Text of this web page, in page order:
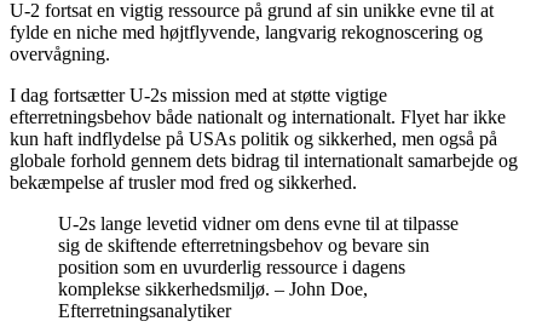
U-2 fortsat en vigtig ressource på grund af sin unikke evne til at
fylde en niche med højtflyvende, langvarig rekognoscering og
overvågning.
I dag fortsætter U-2s mission med at støtte vigtige
efterretningsbehov både nationalt og internationalt. Flyet har ikke
kun haft indflydelse på USAs politik og sikkerhed, men også på
globale forhold gennem dets bidrag til internationalt samarbejde og
bekæmpelse af trusler mod fred og sikkerhed.
U-2s lange levetid vidner om dens evne til at tilpasse
sig de skiftende efterretningsbehov og bevare sin
position som en uvurderlig ressource i dagens
komplekse sikkerhedsmiljø. – John Doe,
Efterretningsanalytiker